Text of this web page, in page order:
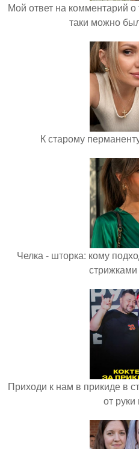
Мой ответ на комментарий
таки можно
К старому
Челка - шторка: кому
стрижками
Приходи к нам в прикиде в
от руки